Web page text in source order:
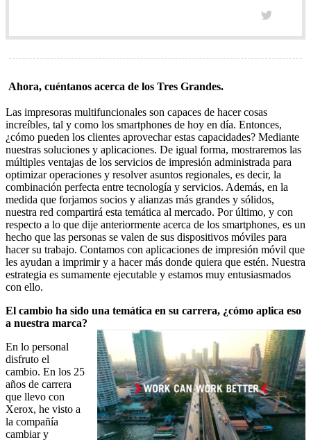
Ahora, cuéntanos acerca de los Tres Grandes.
Las impresoras multifuncionales son capaces de hacer cosas
increíbles, tal y como los smartphones de hoy en día. Entonces,
¿cómo pueden los clientes aprovechar estas capacidades? Mediante
nuestras soluciones y aplicaciones. De igual forma, mostraremos las
múltiples ventajas de los servicios de impresión administrada para
optimizar operaciones y resolver asuntos regionales, es decir, la
combinación perfecta entre tecnología y servicios. Además, en la
medida que forjamos socios y alianzas más grandes y sólidos,
nuestra red compartirá esta temática al mercado. Por último, y con
respecto a lo que dije anteriormente acerca de los smartphones, es un
hecho que las personas se valen de sus dispositivos móviles para
hacer su trabajo. Contamos con aplicaciones de impresión móvil que
les ayudan a imprimir y a hacer más donde quiera que estén. Nuestra
estrategia es sumamente ejecutable y estamos muy entusiasmados
con ello.
El cambio ha sido una temática en su carrera, ¿cómo aplica eso
a nuestra marca?
En lo personal
disfruto el
cambio. En los 25
años de carrera
que llevo con
Xerox, he visto a
la compañía
cambiar y